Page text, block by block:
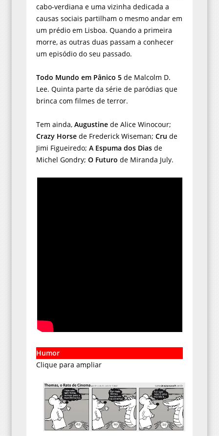
cabo-verdiana e uma vizinha dedicada a
causas sociais partilham o mesmo andar em
um prédio em Lisboa. Quando a primeira
morre, as outras duas passam a conhecer
um episódio do seu passado.
Todo Mundo em Pânico 5 de Malcolm D.
Lee. Quinta parte da série de paródias que
brinca com filmes de terror.
Tem ainda, Augustine de Alice Winocour;
Crazy Horse de Frederick Wiseman; Cru de
Jimi Figueiredo; A Espuma dos Dias de
Michel Gondry; O Futuro de Miranda July.
Humor
Clique para ampliar